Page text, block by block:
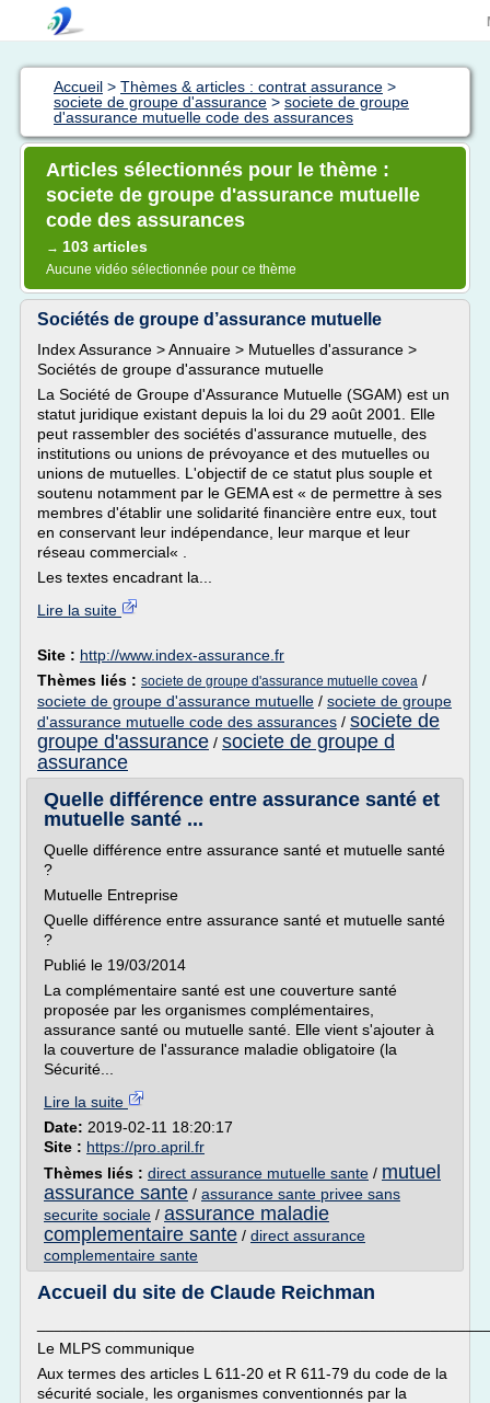
Accueil > Thèmes & articles : contrat assurance >
societe de groupe d'assurance > societe de groupe
d'assurance mutuelle code des assurances
Articles sélectionnés pour le thème :
societe de groupe d'assurance mutuelle
code des assurances
→ 103 articles
Aucune vidéo sélectionnée pour ce thème
Sociétés de groupe d’assurance mutuelle
Index Assurance > Annuaire > Mutuelles d'assurance >
Sociétés de groupe d'assurance mutuelle
La Société de Groupe d'Assurance Mutuelle (SGAM) est un
statut juridique existant depuis la loi du 29 août 2001. Elle
peut rassembler des sociétés d'assurance mutuelle, des
institutions ou unions de prévoyance et des mutuelles ou
unions de mutuelles. L'objectif de ce statut plus souple et
soutenu notamment par le GEMA est « de permettre à ses
membres d'établir une solidarité financière entre eux, tout
en conservant leur indépendance, leur marque et leur
réseau commercial« .
Les textes encadrant la...
Lire la suite
Site : http://www.index-assurance.fr
Thèmes liés : societe de groupe d'assurance mutuelle covea /
societe de groupe d'assurance mutuelle / societe de groupe
d'assurance mutuelle code des assurances / societe de
groupe d'assurance / societe de groupe d
assurance
Quelle différence entre assurance santé et
mutuelle santé ...
Quelle différence entre assurance santé et mutuelle santé
?
Mutuelle Entreprise
Quelle différence entre assurance santé et mutuelle santé
?
Publié le 19/03/2014
La complémentaire santé est une couverture santé
proposée par les organismes complémentaires,
assurance santé ou mutuelle santé. Elle vient s'ajouter à
la couverture de l'assurance maladie obligatoire (la
Sécurité...
Lire la suite
Date: 2019-02-11 18:20:17
Site : https://pro.april.fr
Thèmes liés : direct assurance mutuelle sante / mutuel
assurance sante / assurance sante privee sans
securite sociale / assurance maladie
complementaire sante / direct assurance
complementaire sante
Accueil du site de Claude Reichman
Le MLPS communique
Aux termes des articles L 611-20 et R 611-79 du code de la
sécurité sociale, les organismes conventionnés par la